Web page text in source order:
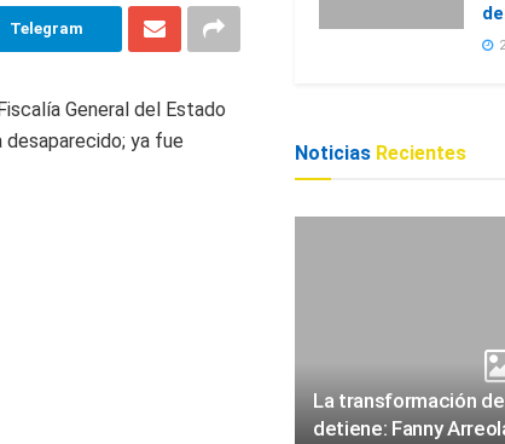
Telegram
General del Estado
desaparecido; ya fue
Noticias Recientes
La transformación
detiene: Fanny